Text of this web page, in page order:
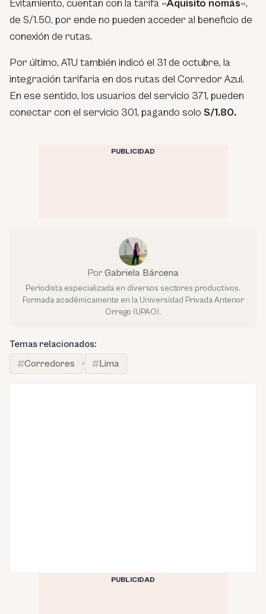
Evitamiento, cuentan con la tarifa «Aquisito nomás«,
de S/1.50, por ende no pueden acceder al beneficio de
conexión de rutas.
Por último, ATU también indicó el 31 de octubre, la
integración tarifaria en dos rutas del Corredor Azul.
En ese sentido, los usuarios del servicio 371, pueden
conectar con el servicio 301, pagando solo S/1.80.
PUBLICIDAD
Por Gabriela Bárcena
Periodista especializada en diversos sectores productivos.
Formada académicamente en la Universidad Privada Antenor
Orrego (UPAO).
Temas relacionados:
Corredores
· Lima
PUBLICIDAD